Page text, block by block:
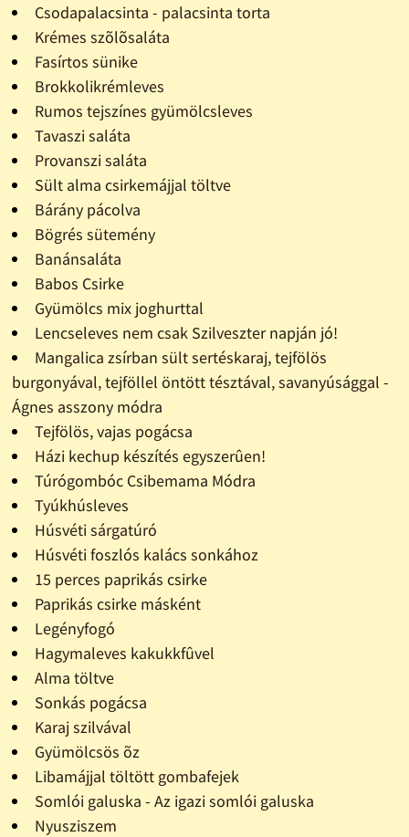
Csodapalacsinta - palacsinta torta
Krémes szõlõsaláta
Fasírtos sünike
Brokkolikrémleves
Rumos tejszínes gyümölcsleves
Tavaszi saláta
Provanszi saláta
Sült alma csirkemájjal töltve
Bárány pácolva
Bögrés sütemény
Banánsaláta
Babos Csirke
Gyümölcs mix joghurttal
Lencseleves nem csak Szilveszter napján jó!
Mangalica zsírban sült sertéskaraj, tejfölös
burgonyával, tejföllel öntött tésztával, savanyúsággal -
Ágnes asszony módra
Tejfölös, vajas pogácsa
Házi kechup készítés egyszerûen!
Túrógombóc Csibemama Módra
Tyúkhúsleves
Húsvéti sárgatúró
Húsvéti foszlós kalács sonkához
15 perces paprikás csirke
Paprikás csirke másként
Legényfogó
Hagymaleves kakukkfûvel
Alma töltve
Sonkás pogácsa
Karaj szilvával
Gyümölcsös õz
Libamájjal töltött gombafejek
Somlói galuska - Az igazi somlói galuska
Nyusziszem